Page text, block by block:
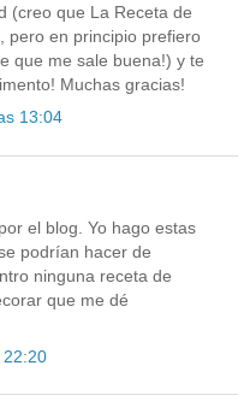
(creo que La Receta de
pero en principio prefiero
que me sale buena!) y te
Muchas gracias!
13:04
el blog. Yo hago estas
podrían hacer de
ninguna receta de
que me dé
22:20